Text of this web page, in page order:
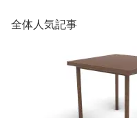
全体人気記事